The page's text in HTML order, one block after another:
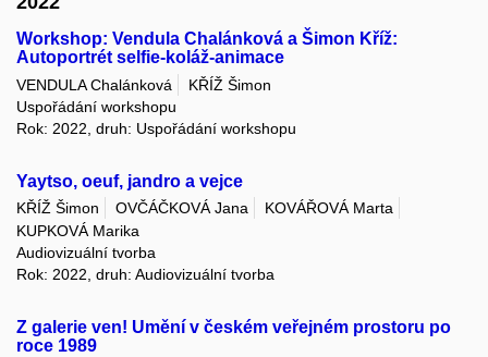
Workshop: Vendula Chalánková a Šimon Kříž:
Autoportrét selfie-koláž-animace
VENDULA Chalánková
KŘÍŽ Šimon
Uspořádání workshopu
Rok: 2022, druh: Uspořádání workshopu
Yaytso, oeuf, jandro a vejce
KŘÍŽ Šimon OVČÁČKOVÁ Jana
KOVÁŘOVÁ Marta
KUPKOVÁ Marika
Audiovizuální tvorba
Rok: 2022, druh: Audiovizuální tvorba
Z galerie ven! Umění v českém veřejném prostoru po
roce 1989